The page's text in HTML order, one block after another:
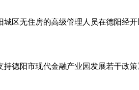
城区无住房的高级管理人员在德阳经
持德阳市现代金融产业园发展若干政